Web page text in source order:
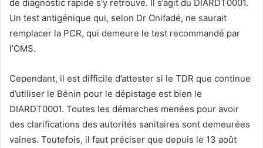
de diagnostic rapide s’y retrouve. Il s’agit du DIARDT0001.
Un test antigénique qui, selon Dr Onifadé, ne saurait
remplacer la PCR, qui demeure le test recommandé par
l’OMS.
Cependant, il est difficile d’attester si le TDR que continue
d’utiliser le Bénin pour le dépistage est bien le
DIARDT0001. Toutes les démarches menées pour avoir
des clarifications des autorités sanitaires sont demeurées
vaines. Toutefois, il faut préciser que depuis le 13 août